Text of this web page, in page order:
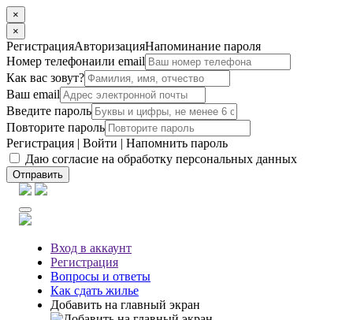
×
×
РегистрацияАвторизацияНапоминание пароля
Номер телефонаили email
Как вас зовут?
Ваш email
Введите пароль
Повторите пароль
Регистрация | Войти | Напомнить пароль
Даю согласие на обработку персональных данных
Отправить
Вход в аккаунт
Регистрация
Вопросы и ответы
Как сдать жилье
Добавить на главный экран